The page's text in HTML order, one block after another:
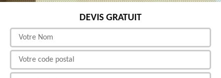
DEVIS GRATUIT